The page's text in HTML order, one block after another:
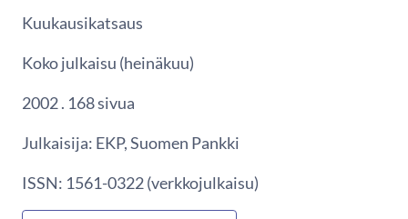
Kuukausikatsaus
Koko julkaisu (heinäkuu)
2002 . 168 sivua
Julkaisija: EKP, Suomen Pankki
ISSN: 1561-0322 (verkkojulkaisu)